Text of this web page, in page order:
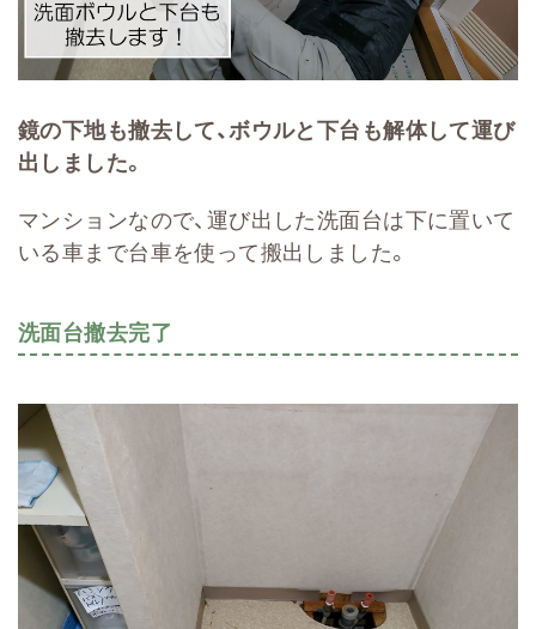
鏡の下地も撤去して、ボウルと下台も解体して運び
出しました。
マンションなので、運び出した洗面台は下に置いて
いる車まで台車を使って搬出しました。
洗面台撤去完了